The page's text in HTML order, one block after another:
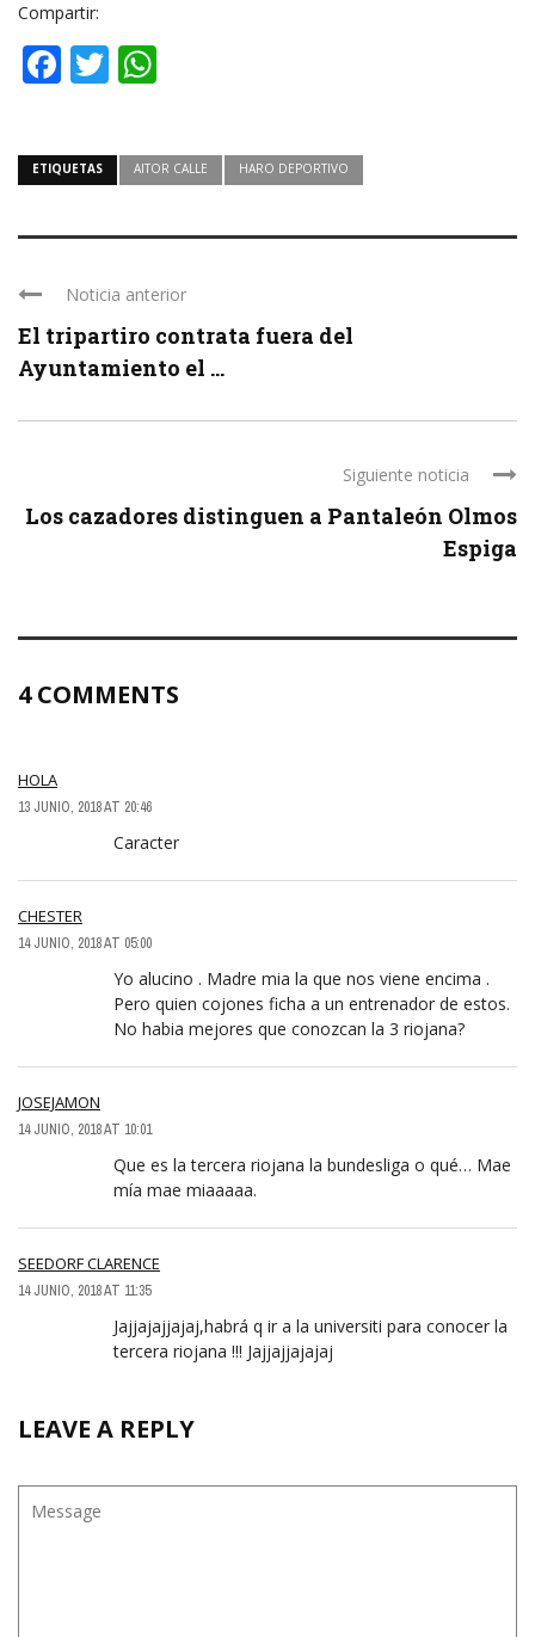
Compartir:
Facebook
Twitter
ETIQUETAS AITOR CALLE HARO DEPORTIVO
Noticia anterior
El tripartiro contrata fuera del
Ayuntamiento el ...
Siguiente noticia
Los cazadores distinguen a Pantaleón Olmos
Espiga
4 COMMENTS
HOLA
13 JUNIO, 2018 AT 20:46
Caracter
CHESTER
14 JUNIO, 2018 AT 05:00
Yo alucino . Madre mia la que nos viene encima .
Pero quien cojones ficha a un entrenador de estos.
No habia mejores que conozcan la 3 riojana?
JOSEJAMON
14 JUNIO, 2018 AT 10:01
Que es la tercera riojana la bundesliga o qué… Mae
mía mae miaaaaa.
SEEDORF CLARENCE
14 JUNIO, 2018 AT 11:35
Jajjajajjajaj,habrá q ir a la universiti para conocer la
tercera riojana !!! Jajjajjajajaj
LEAVE A REPLY